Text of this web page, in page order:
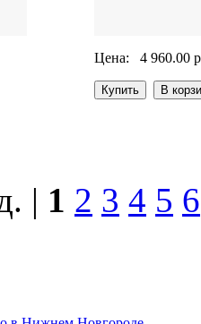
Цена: 4 960.00
| 1 2 3 4 5 6